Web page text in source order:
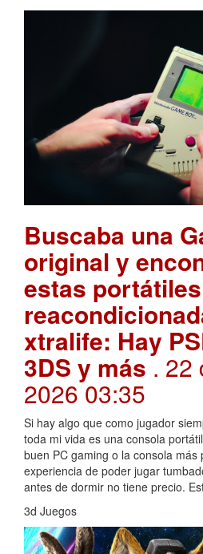
Buscaba una
original y
estas
xtralife: Hay
3DS y más. 22
2026 03:35
Si hay algo que como jugador
toda mi vida es una consola
buen PC gaming o la consola
experiencia de poder jugar
antes de dormir no tiene precio.
3d Juegos